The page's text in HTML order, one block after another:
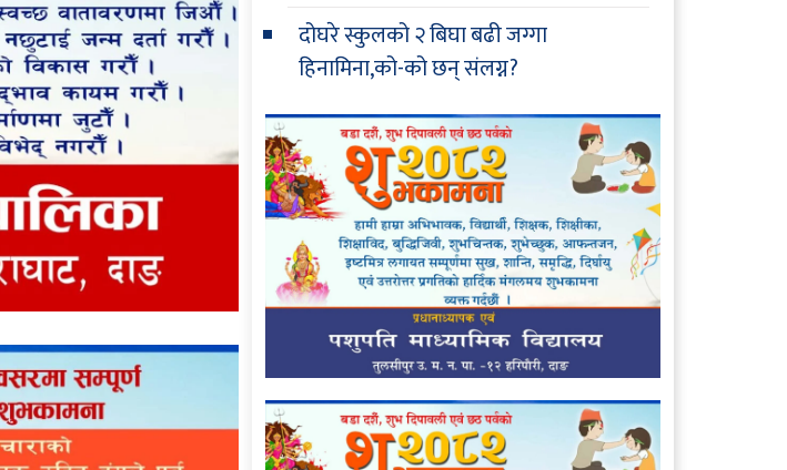
दोघरे स्कुलको २ बिघा बढी जग्गा
हिनामिना,को-को छन् संलग्न?